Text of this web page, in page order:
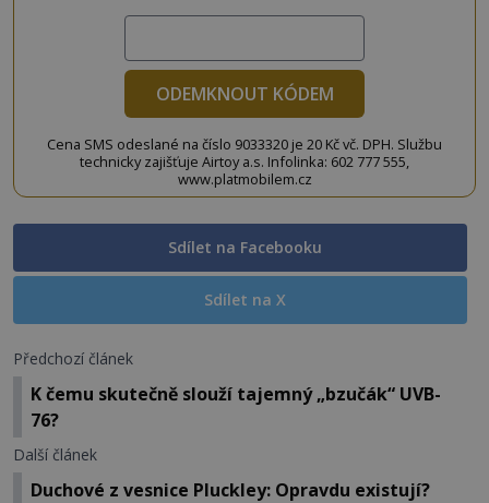
ODEMKNOUT KÓDEM
Cena SMS odeslané na číslo 9033320 je 20 Kč vč. DPH. Službu
technicky zajišťuje Airtoy a.s. Infolinka: 602 777 555,
www.platmobilem.cz
Sdílet na Facebooku
Sdílet na X
Předchozí článek
K čemu skutečně slouží tajemný „bzučák“ UVB-
76?
Další článek
Duchové z vesnice Pluckley: Opravdu existují?